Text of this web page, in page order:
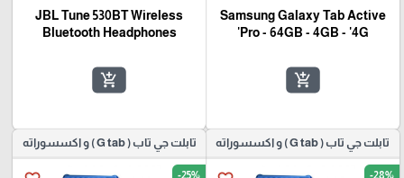
Samsung Galaxy Tab Active
Pro - 64GB - 4GB - '4G'
add_shopping_cart
JBL Tune 530BT Wireless
Bluetooth Headphones
add_shopping_cart
تابلت جي تاب ( G tab ) و اكسسوراته تابلت جي تاب ( G tab ) و اكسسوراته